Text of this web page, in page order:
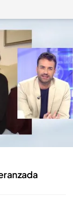
y no